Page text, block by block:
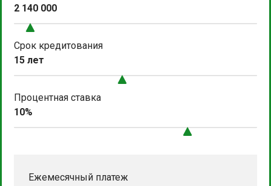
2 140 000
Срок кредитования
15 лет
Процентная ставка
10%
Ежемесячный платеж